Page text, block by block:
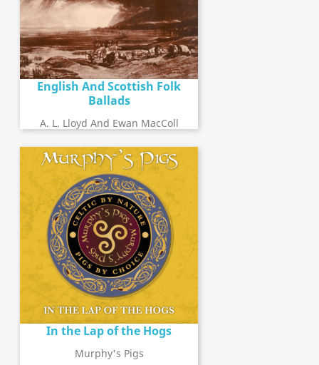
English And Scottish Folk
Ballads
A. L. Lloyd And Ewan MacColl
In the Lap of the Hogs
Murphy's Pigs